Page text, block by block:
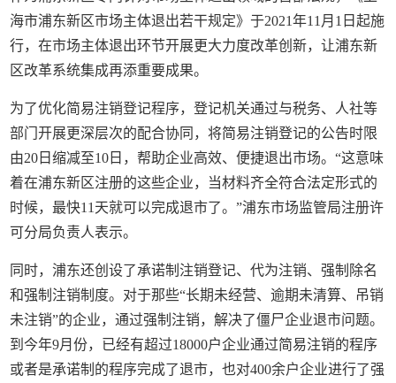
海市浦东新区市场主体退出若干规定》于2021年11月1日起施
行，在市场主体退出环节开展更大力度改革创新，让浦东新
区改革系统集成再添重要成果。
为了优化简易注销登记程序，登记机关通过与税务、人社等
部门开展更深层次的配合协同，将简易注销登记的公告时限
由20日缩减至10日，帮助企业高效、便捷退出市场。“这意味
着在浦东新区注册的这些企业，当材料齐全符合法定形式的
时候，最快11天就可以完成退市了。”浦东市场监管局注册许
可分局负责人表示。
同时，浦东还创设了承诺制注销登记、代为注销、强制除名
和强制注销制度。对于那些“长期未经营、逾期未清算、吊销
未注销”的企业，通过强制注销，解决了僵尸企业退市问题。
到今年9月份，已经有超过18000户企业通过简易注销的程序
或者是承诺制的程序完成了退市，也对400余户企业进行了强